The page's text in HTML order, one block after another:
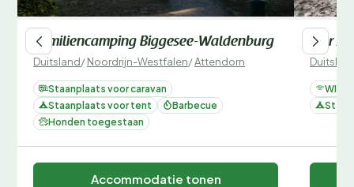
Familiencamping Biggesee-Waldenburg
Duitsland/Noordrijn-Westfalen/Attendorn
Staanplaats voor caravan
Staanplaats voor tent
Barbecue
Honden toegestaan
Accommodatie tonen
Vier
WIFI